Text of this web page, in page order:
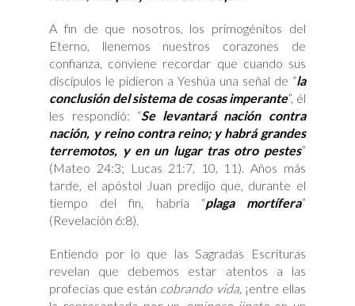
A fin de que nosotros, los primogénitos del
Eterno, llenemos nuestros corazones de
confianza, conviene recordar que cuando sus
discípulos le pidieron a Yeshúa una señal de “la
conclusión del sistema de cosas imperante”, él
les respondió: “Se levantará nación contra
nación, y reino contra reino; y habrá grandes
terremotos, y en un lugar tras otro pestes”
(Mateo 24:3; Lucas 21:7, 10, 11). Años más
tarde, el apóstol Juan predijo que, durante el
tiempo del fin, habría “plaga mortífera”
(Revelación 6:8).
Entiendo por lo que las Sagradas Escrituras
revelan que debemos estar atentos a las
profecías que están cobrando vida, ¡entre ellas